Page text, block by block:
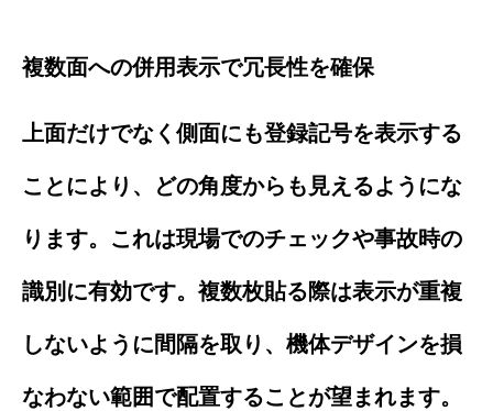
複数面への併用表示で冗長性を確保
上面だけでなく側面にも登録記号を表示する
ことにより、どの角度からも見えるようにな
ります。これは現場でのチェックや事故時の
識別に有効です。複数枚貼る際は表示が重複
しないように間隔を取り、機体デザインを損
なわない範囲で配置することが望まれます。